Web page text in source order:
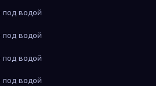
водой
водой
водой
водой